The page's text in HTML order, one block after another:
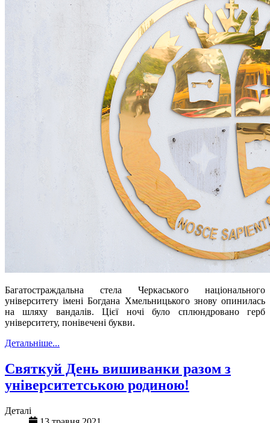
Багатостраждальна стела Черкаського національного
університету імені Богдана Хмельницького знову опинилась
на шляху вандалів. Цієї ночі було сплюндровано герб
університету, понівечені букви.
Детальніше...
Святкуй День вишиванки разом з
університетською родиною!
Деталі